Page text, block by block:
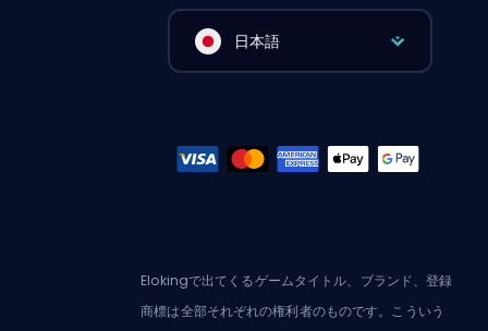
日本語
Elokingで出てくるゲームタイトル、ブランド、登録
商標は全部それぞれの権利者のものです。こういう